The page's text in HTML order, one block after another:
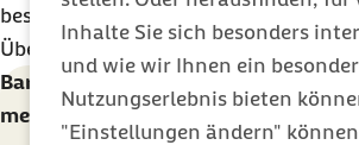
Inhalte Sie sich besonders
und wie wir Ihnen ein
Nutzungserlebnis bieten
"Einstellungen ändern"
bestmöglicher Effekt wird durch
Üben von Entspannung erreicht.
Barmer Meditationsguide: In 7 Tagen
meditieren lernen